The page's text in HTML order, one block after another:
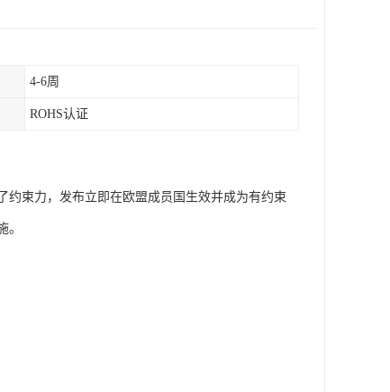
4-6周
ROHS认证
约束力，发布立即在欧盟成员国生效并成为有约束
。